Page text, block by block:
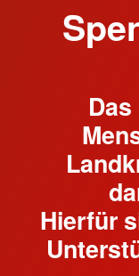
Hierfür